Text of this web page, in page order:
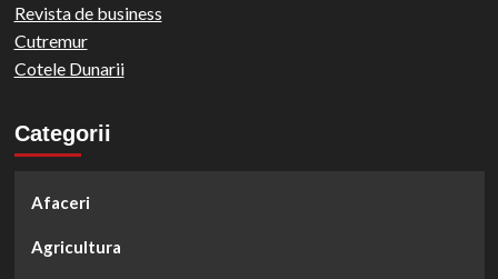
Revista de business
Cutremur
Cotele Dunarii
Categorii
Afaceri
Agricultura